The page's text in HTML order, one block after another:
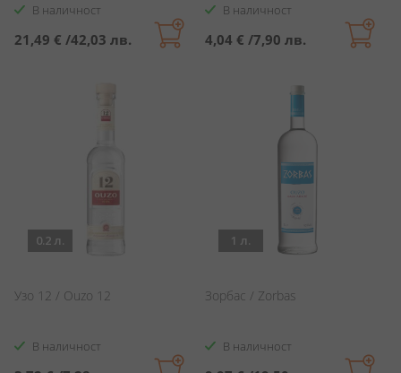
В наличност
21,49 € /42,03 лв.
В наличност
4,04 € /7,90 лв.
0.2 л.
Узо 12 / Ouzo 12
В наличност
1 л.
Зорбас / Zorbas
В наличност